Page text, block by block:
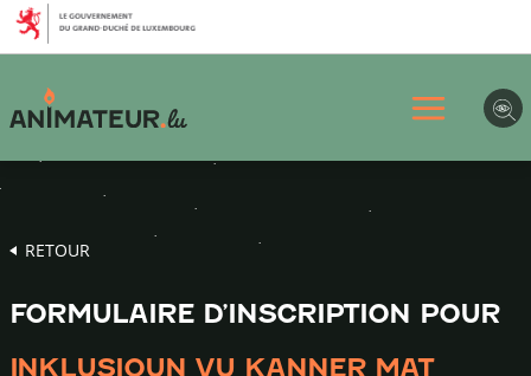
Aller
au
menu
principal
Aller
au
contenu
Aller
au
pied
page
RETOUR
FORMULAIRE D’INSCRIPTION POUR
INKLUSIOUN VU KANNER MAT